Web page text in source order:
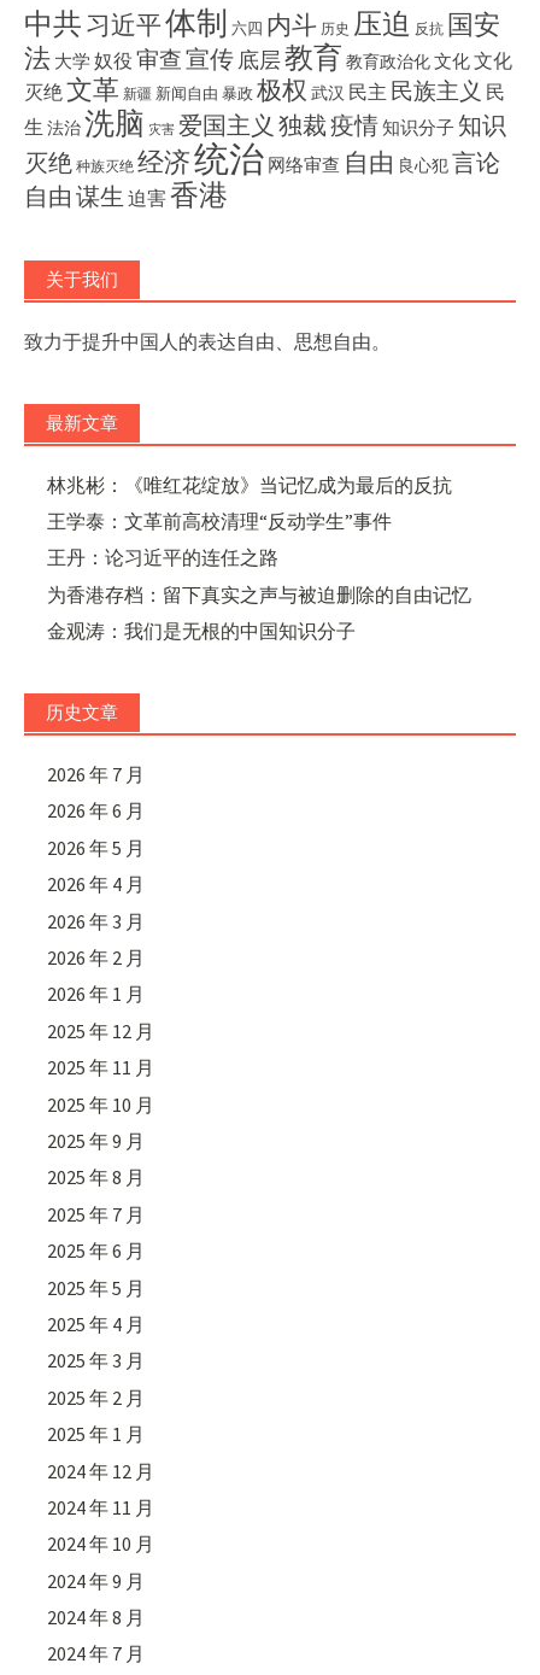
中共习近平体制 六四 内斗 历史 压迫 反抗 国安
法 大学 奴役 审查宣传底层教育 教育政治化文化文化
灭绝文革 新疆 新闻自由 暴政 极权 武汉 民主 民族主义 民
生 法治洗脑 灾害 爱国主义 独裁疫情知识分子 知识
灭绝 种族灭绝 经济统治 网络审查 自由 良心犯言论
自由 谋生 迫害香港
关于我们
致力于提升中国人的表达自由、思想自由。
最新文章
林兆彬：《唯红花绽放》当记忆成为最后的反抗
王学泰：文革前高校清理“反动学生”事件
王丹：论习近平的连任之路
为香港存档：留下真实之声与被迫删除的自由记忆
金观涛：我们是无根的中国知识分子
历史文章
2026 年 7 月
2026 年 6 月
2026 年 5 月
2026 年 4 月
2026 年 3 月
2026 年 2 月
2026 年 1 月
2025 年 12 月
2025 年 11 月
2025 年 10 月
2025 年 9 月
2025 年 8 月
2025 年 7 月
2025 年 6 月
2025 年 5 月
2025 年 4 月
2025 年 3 月
2025 年 2 月
2025 年 1 月
2024 年 12 月
2024 年 11 月
2024 年 10 月
2024 年 9 月
2024 年 8 月
2024 年 7 月